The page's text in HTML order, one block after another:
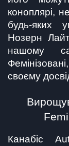
коноплярі,
будь-яких
Нозерн
нашому
своєму
Канабіс